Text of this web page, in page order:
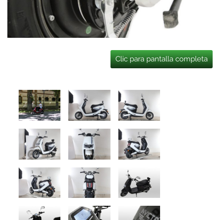
Clic para pantalla completa